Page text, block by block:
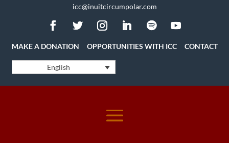
icc@inuitcircumpolar.com
MAKE A DONATION OPPORTUNITIES WITH ICC CONTACT
English